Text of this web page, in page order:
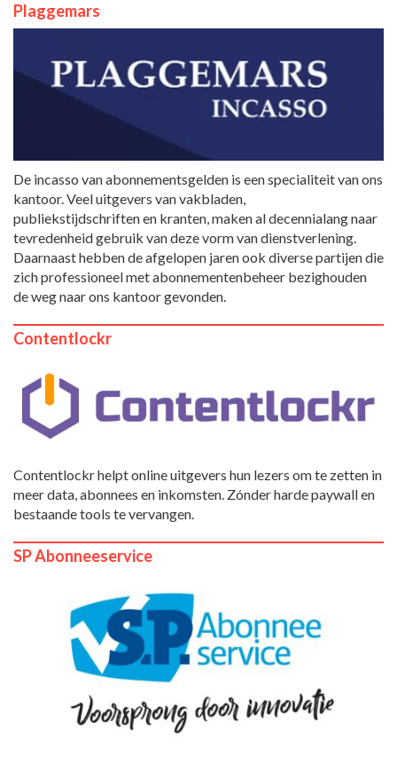
Plaggemars
De incasso van abonnementsgelden is een specialiteit van ons
kantoor. Veel uitgevers van vakbladen,
publiekstijdschriften en kranten, maken al decennialang naar
tevredenheid gebruik van deze vorm van dienstverlening.
Daarnaast hebben de afgelopen jaren ook diverse partijen die
zich professioneel met abonnementenbeheer bezighouden
de weg naar ons kantoor gevonden.
Contentlockr
Contentlockr helpt online uitgevers hun lezers om te zetten in
meer data, abonnees en inkomsten. Zónder harde paywall en
bestaande tools te vervangen.
SP Abonneeservice